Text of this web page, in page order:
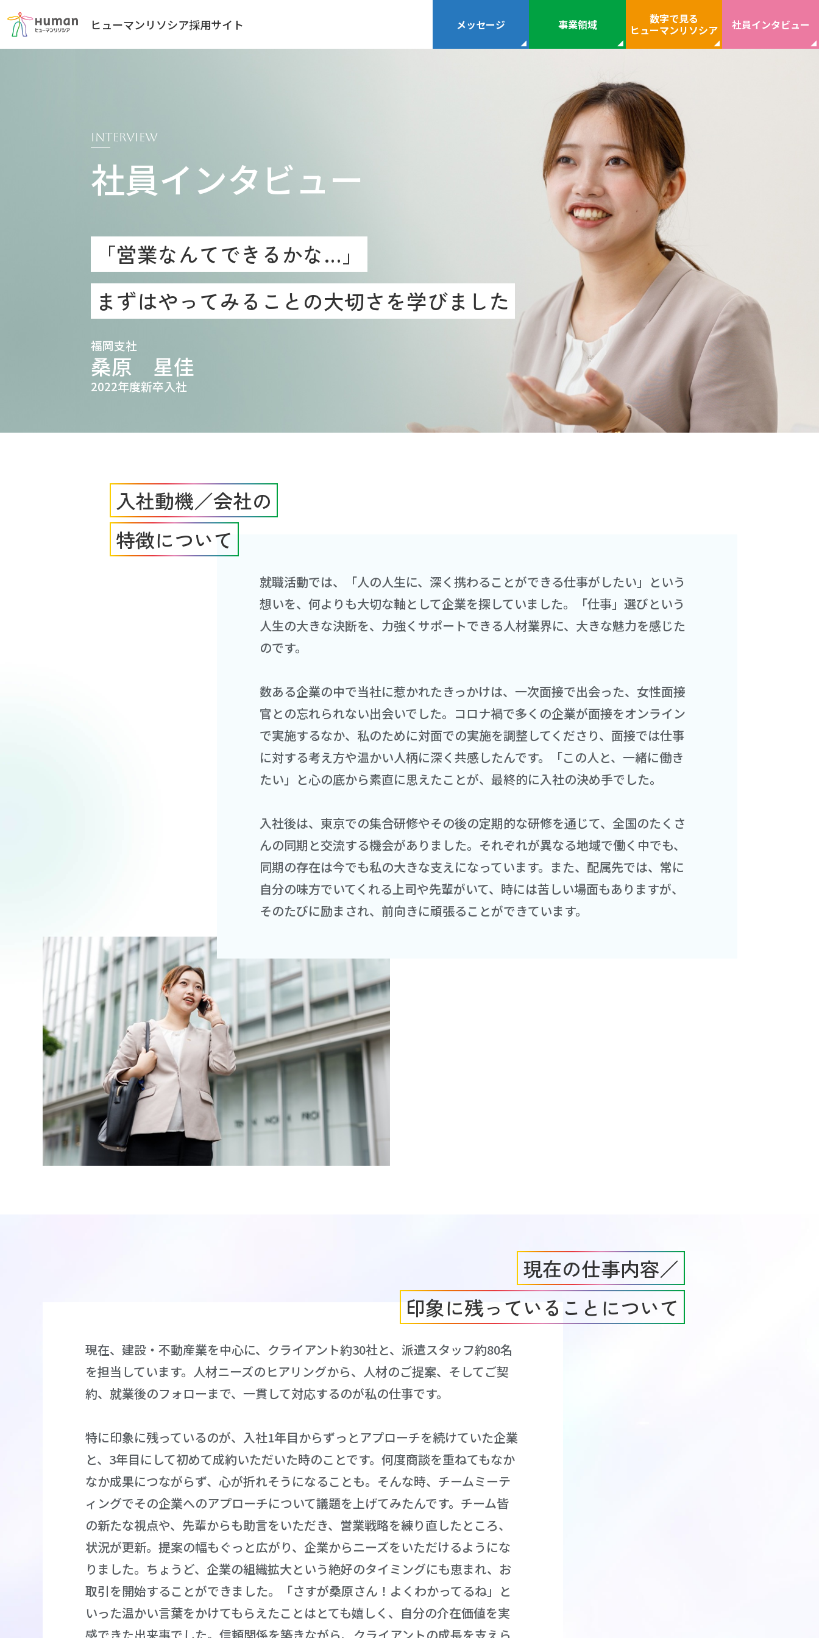
ヒューマンリソシア採用サイト メッセージ 事業領域 数字で見る
ヒューマンリソシア 社員インタビュー
interview
社員インタビュー
「営業なんてできるかな…」
まずはやってみることの大切さを学びました
福岡支社
桑原 星佳
2022年度新卒入社
入社動機／会社の
特徴について
就職活動では、「人の人生に、深く携わることができる仕事がしたい」という
想いを、何よりも大切な軸として企業を探していました。「仕事」選びという
人生の大きな決断を、力強くサポートできる人材業界に、大きな魅力を感じた
のです。
数ある企業の中で当社に惹かれたきっかけは、一次面接で出会った、女性面接
官との忘れられない出会いでした。コロナ禍で多くの企業が面接をオンライン
で実施するなか、私のために対面での実施を調整してくださり、面接では仕事
に対する考え方や温かい人柄に深く共感したんです。「この人と、一緒に働き
たい」と心の底から素直に思えたことが、最終的に入社の決め手でした。
入社後は、東京での集合研修やその後の定期的な研修を通じて、全国のたくさ
んの同期と交流する機会がありました。それぞれが異なる地域で働く中でも、
同期の存在は今でも私の大きな支えになっています。また、配属先では、常に
自分の味方でいてくれる上司や先輩がいて、時には苦しい場面もありますが、
そのたびに励まされ、前向きに頑張ることができています。
現在の仕事内容／
印象に残っていることについて
現在、建設・不動産業を中心に、クライアント約30社と、派遣スタッフ約80名
を担当しています。人材ニーズのヒアリングから、人材のご提案、そしてご契
約、就業後のフォローまで、一貫して対応するのが私の仕事です。
特に印象に残っているのが、入社1年目からずっとアプローチを続けていた企業
と、3年目にして初めて成約いただいた時のことです。何度商談を重ねてもなか
なか成果につながらず、心が折れそうになることも。そんな時、チームミーテ
ィングでその企業へのアプローチについて議題を上げてみたんです。チーム皆
の新たな視点や、先輩からも助言をいただき、営業戦略を練り直したところ、
状況が更新。提案の幅もぐっと広がり、企業からニーズをいただけるようにな
りました。ちょうど、企業の組織拡大という絶好のタイミングにも恵まれ、お
取引を開始することができました。「さすが桑原さん！よくわかってるね」と
いった温かい言葉をかけてもらえたことはとても嬉しく、自分の介在価値を実